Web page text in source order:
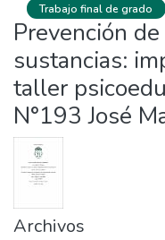
Trabajo final de grado
Prevención
sustancias:
taller
N°193 José
Archivos